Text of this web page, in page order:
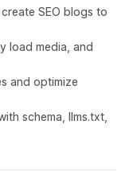
SEO blogs to
load media, and
and optimize
schema, llms.txt,